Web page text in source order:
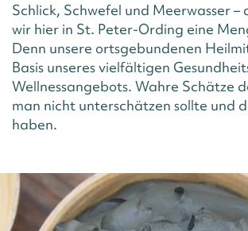
Schlick, Schwefel und Meerwasser –
wir hier in St. Peter-Ording eine
Denn unsere ortsgebundenen
Basis unseres vielfältigen
Wellnessangebots. Wahre Schätze
man nicht unterschätzen sollte und
haben.